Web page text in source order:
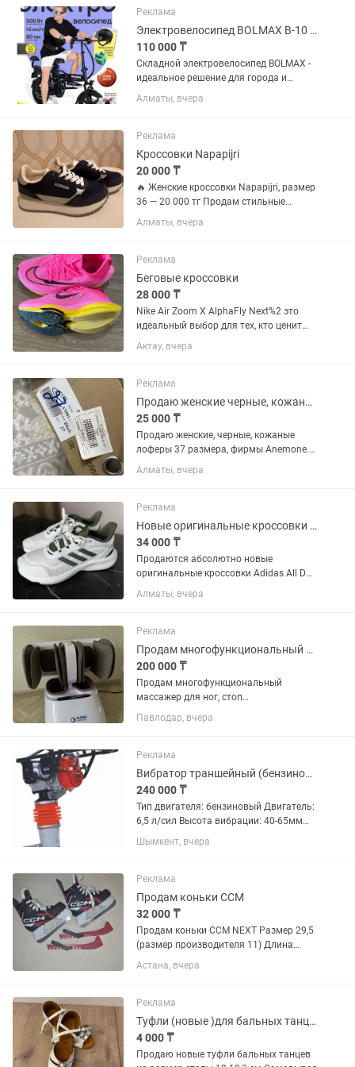
клипсы Цвет черный, синий
Реклама
Электровелосипед BOLMAX B-10 14 дюйм 2026 14 дюймов черный
110 000 ₸
Складной электровелосипед BOLMAX -
идеальное решение для города и
отдыха Компактный и мощный
электровелосипед BOLMAX создан для
и активного отдыха. Благодаря...
Алматы, вчера
Реклама
Кроссовки Napapijri
20 000 ₸
🔥 Женские кроссовки Napapijri, размер
36 — 20 000 тг Продам стильные
кроссовки Napapijri в идеальном
состоянии. ✔️ Размер: 36 (EU) ✔️
надевались всего один раз во...
Алматы, вчера
Реклама
Беговые кроссовки
28 000 ₸
Nike Air Zoom X AlphaFly Next%2 это
идеальный выбор для тех, кто ценит
стильный дизайн и комфорт, При
производстве этой модели были
высококачественные материалы,
стильная и...
Актау, вчера
Реклама
Продаю женские черные, кожаные лоферы супруги 37 размера, фирмы Anemone
25 000 ₸
Продаю женские, черные, кожаные
лоферы 37 размера, фирмы Anemone.
Супруга покупала до родов, так и не
надевала их потому что после родов
Алматы, вчера
Реклама
Новые оригинальные кроссовки Adidas All Day Essential
34 000 ₸
Продаются абсолютно новые
оригинальные кроссовки Adidas All Day
Essential. 🔹 Размер: 41 (EU) 🔹 Цвет:
белый 🔹 Состояние: новые 🔹
Легкие, удобные и стильные
кроссовки...
Алматы, вчера
Реклама
Продам многофункциональный массажер
200 000 ₸
Продам многофункциональный
массажер для ног, стоп
,бедер,поясницы,ягодиц .новый цена
200.000торг пишите
Павлодар, вчера
Реклама
Вибратор траншейный (бензиновый) HCR-80
240 000 ₸
Тип двигателя: бензиновый Двигатель:
6,5 л/сил Высота вибрации: 40-65мм
Сила удара: 14,6 кН Частота вибрации:
420-700 удар/мин Скорость движения:
Ширина стопы:...
Шымкент, вчера
Реклама
Продам коньки CCM
32 000 ₸
Продам коньки CCM NEXT Размер 29,5
(размер производителя 11) Длина
стопы 18,7 см В хорошем состоянии
Астана, вчера
Реклама
Туфли (новые )для бальных танцев
4 000 ₸
Продаю новые туфли бальных танцев